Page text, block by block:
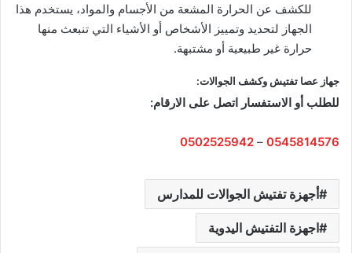
للكشف عن الحرارة المشعة من الأجسام والمواد، يستخدم هذا
الجهاز لتحديد وتمييز الأشخاص أو الأشياء التي تنبعث منها
حرارة غير طبيعية أو مشتبهة.
جهاز عصا تفتيش وكشف الجوالات:
للطلب أو الاستفسار اتصل على الارقام:
0545814576
–
0502525942
أجهزة تفتيش الجوالات للمدارس
اجهزة التفتيش اليدوية